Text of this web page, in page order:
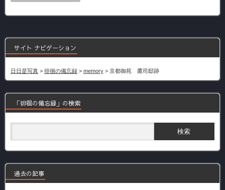
サイト ナビゲーション
日日是写真 > 徘徊の備忘録 > memory > 京都御苑 鷹司邸跡
「徘徊の備忘録」の検索
過去の記事